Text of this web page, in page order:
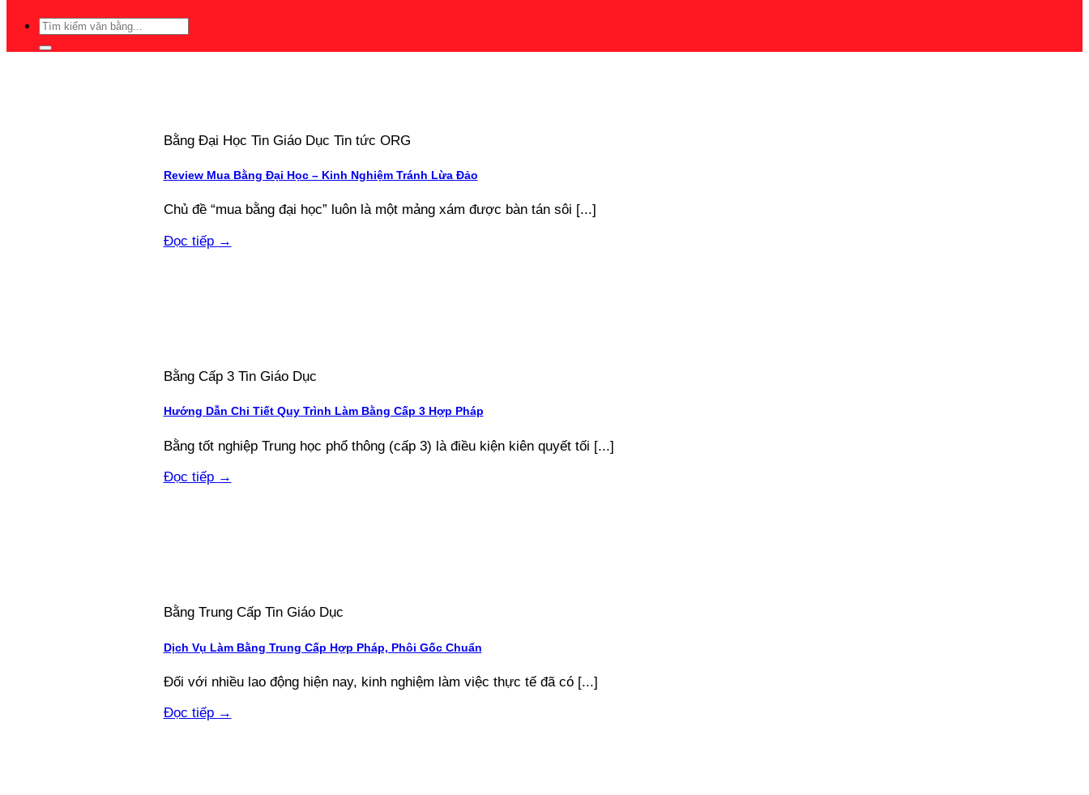
Bằng Đại Học Tin Giáo Dục Tin tức ORG
Review Mua Bằng Đại Học – Kinh Nghiệm Tránh Lừa Đảo
Chủ đề “mua bằng đại học” luôn là một mảng xám được bàn tán sôi [...]
Đọc tiếp →
Bằng Cấp 3 Tin Giáo Dục
Hướng Dẫn Chi Tiết Quy Trình Làm Bằng Cấp 3 Hợp Pháp
Bằng tốt nghiệp Trung học phổ thông (cấp 3) là điều kiện kiên quyết tối [...]
Đọc tiếp →
Bằng Trung Cấp Tin Giáo Dục
Dịch Vụ Làm Bằng Trung Cấp Hợp Pháp, Phôi Gốc Chuẩn
Đối với nhiều lao động hiện nay, kinh nghiệm làm việc thực tế đã có [...]
Đọc tiếp →